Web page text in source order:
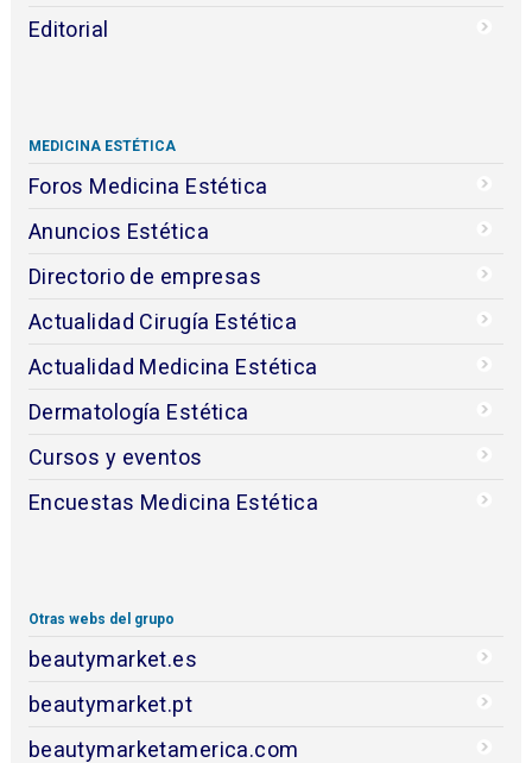
Editorial
MEDICINA ESTÉTICA
Foros Medicina Estética
Anuncios Estética
Directorio de empresas
Actualidad Cirugía Estética
Actualidad Medicina Estética
Dermatología Estética
Cursos y eventos
Encuestas Medicina Estética
Otras webs del grupo
beautymarket.es
beautymarket.pt
beautymarketamerica.com